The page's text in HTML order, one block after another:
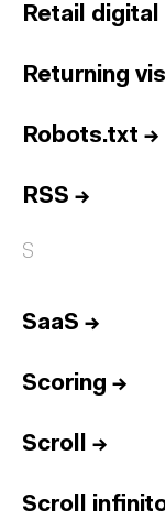
Retail digital
Returning
Robots.txt →
RSS →
S
SaaS →
Scoring →
Scroll →
Scroll